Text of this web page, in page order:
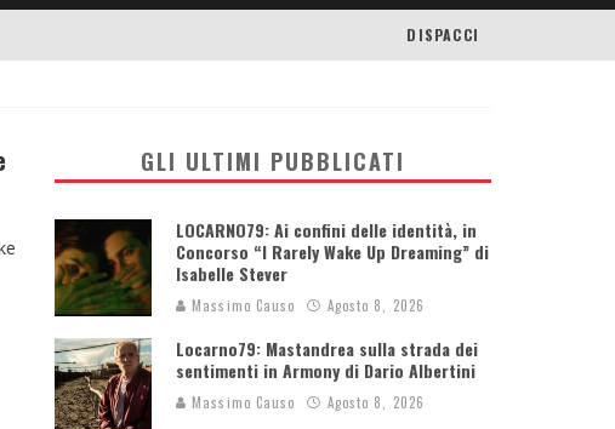
DISPACCI
GLI ULTIMI PUBBLICATI
LOCARNO79: Ai confini delle identità, in
Concorso “I Rarely Wake Up Dreaming” di
Isabelle Stever
Massimo Causo Agosto 8, 2026
Locarno79: Mastandrea sulla strada dei
sentimenti in Armony di Dario Albertini
Massimo Causo Agosto 8, 2026